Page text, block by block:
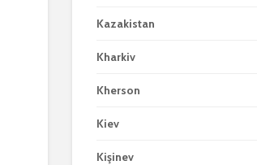
Kazakistan
Kharkiv
Kherson
Kiev
Kişinev